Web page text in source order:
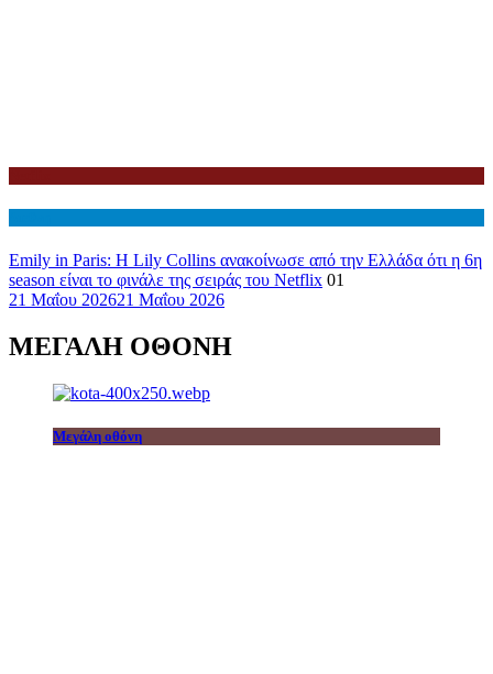
Emily in Paris: Η Lily Collins ανακοίνωσε από την Ελλάδα ότι η 6η
season είναι το φινάλε της σειράς του Netflix 01
21 Μαΐου 202621 Μαΐου 2026
ΜΕΓΑΛΗ ΟΘΟΝΗ
Μεγάλη οθόνη